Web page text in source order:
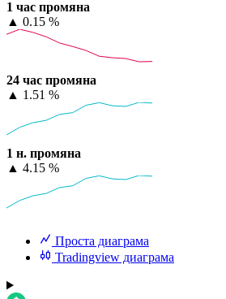
1 час промяна
▲ 0.15 %
24 час промяна
▲ 1.51 %
1 н. промяна
▲ 4.15 %
Проста диаграма
Tradingview диаграма